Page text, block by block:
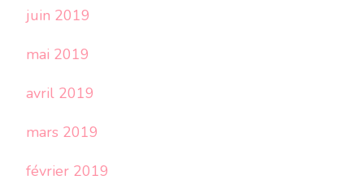
juin 2019
mai 2019
avril 2019
mars 2019
février 2019